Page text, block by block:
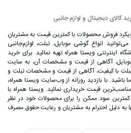
کالای دیجیتال و لوازم جانبی
فروش محصولات با کمترین قیمت به مشتریان
انواع گوشی موبایل، تبلت، لوازم‌جانبی
اینترنتی ویستا همراه تهیه نمائید. برای خرید
موبایل، آگاهی از قیمت و مشخصات آن، به ‌سایت
تبلت با کیفیت، آگاهی از قیمت و مشخصات تبلت و
باشید. با بازدید روزانه از وب‌سایت ویستا همراه،
قیمت خریداری نمائید. ویستا همراه با
سود ممکن را برای محصولات خود در نظر
به دلیل احترام به مشتریان و رعایت حقوق مصرف